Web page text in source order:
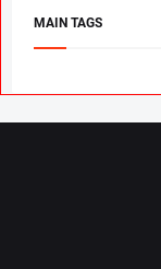
MAIN TAGS